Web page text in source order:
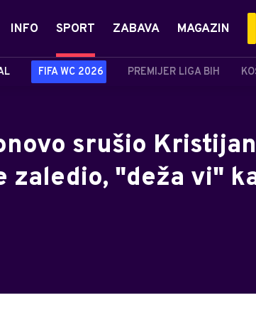
INFO SPORT
FIFA WC 2026 PREMIJER LIGA BIH
ZABAVA MAGAZIN
srušio Kristijan
zaledio, "deža vi"